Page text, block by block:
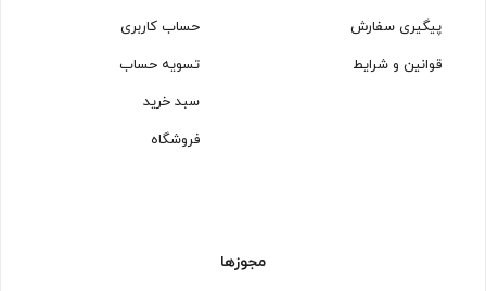
پیگیری سفارش
قوانین و شرایط
حساب کاربری
تسویه حساب
سبد خرید
فروشگاه
مجوزها